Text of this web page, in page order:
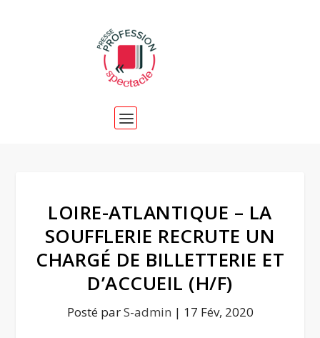
LOIRE-ATLANTIQUE – LA
SOUFFLERIE RECRUTE UN
CHARGÉ DE BILLETTERIE ET
D’ACCUEIL (H/F)
Posté parS-admin | 17 Fév, 2020